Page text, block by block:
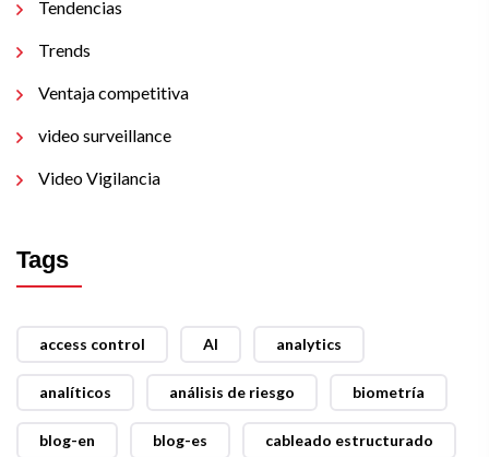
Tendencias
Trends
Ventaja competitiva
video surveillance
Video Vigilancia
Tags
access control AI analytics
analíticos análisis de riesgo biometría
blog-en blog-es cableado estructurado